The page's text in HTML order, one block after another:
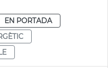
EN PORTADA